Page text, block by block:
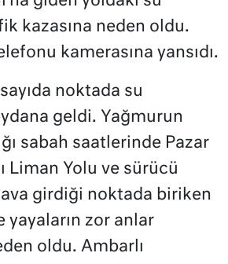
kazasına neden oldu.
kamerasına yansıdı.
noktada su
geldi. Yağmurun
sabah saatlerinde Pazar
Liman Yolu ve sürücü
girdiği noktada biriken
yayaların zor anlar
oldu. Ambarlı